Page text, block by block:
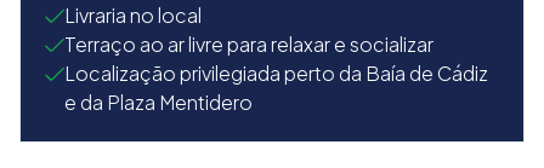
Livraria no local
Terraço ao ar livre para relaxar e socializar
Localização privilegiada perto da Baía de Cádiz
e da Plaza Mentidero